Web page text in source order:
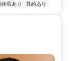
休暇あり 昇給あり